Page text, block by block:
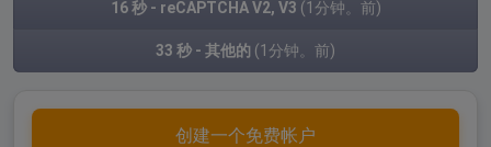
16 秒 - reCAPTCHA V2, V3 (1分钟。前)
33 秒 - 其他的 (1分钟。前)
创建一个免费帐户